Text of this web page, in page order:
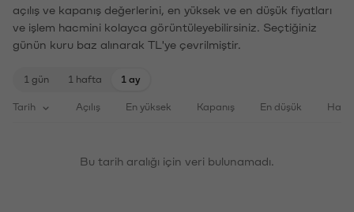
açılış ve kapanış değerlerini, en yüksek ve en düşük fiyatları
ve işlem hacmini kolayca görüntüleyebilirsiniz. Seçtiğiniz
günün kuru baz alınarak TL'ye çevrilmiştir.
1 gün 1 hafta 1 ay
Tarih Açılış En yüksek Kapanış En düşük
Bu tarih aralığı için veri bulunamadı.